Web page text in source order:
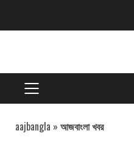
PRIMARY
MENU
aajbangla » আজবাংলা খবর